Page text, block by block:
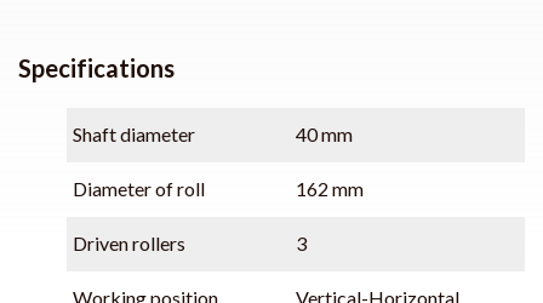
Specifications
Shaft diameter 40 mm
Diameter of roll 162 mm
Driven rollers 3
Working position Vertical-Horizontal